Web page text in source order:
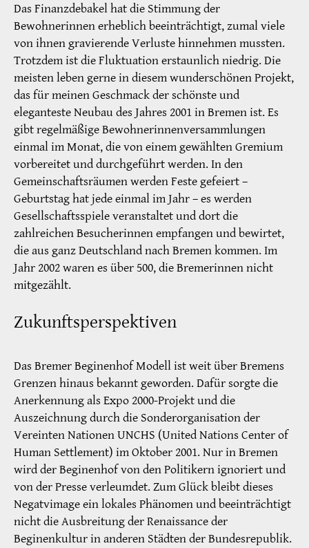
Das Finanzdebakel hat die Stimmung der
Bewohnerinnen erheblich beeinträchtigt, zumal viele
von ihnen gravierende Verluste hinnehmen mussten.
Trotzdem ist die Fluktuation erstaunlich niedrig. Die
meisten leben gerne in diesem wunderschönen Projekt,
das für meinen Geschmack der schönste und
eleganteste Neubau des Jahres 2001 in Bremen ist. Es
gibt regelmäßige Bewohnerinnenversammlungen
einmal im Monat, die von einem gewählten Gremium
vorbereitet und durchgeführt werden. In den
Gemeinschaftsräumen werden Feste gefeiert –
Geburtstag hat jede einmal im Jahr – es werden
Gesellschaftsspiele veranstaltet und dort die
zahlreichen Besucherinnen empfangen und bewirtet,
die aus ganz Deutschland nach Bremen kommen. Im
Jahr 2002 waren es über 500, die Bremerinnen nicht
mitgezählt.
Zukunftsperspektiven
Das Bremer Beginenhof Modell ist weit über Bremens
Grenzen hinaus bekannt geworden. Dafür sorgte die
Anerkennung als Expo 2000-Projekt und die
Auszeichnung durch die Sonderorganisation der
Vereinten Nationen UNCHS (United Nations Center of
Human Settlement) im Oktober 2001. Nur in Bremen
wird der Beginenhof von den Politikern ignoriert und
von der Presse verleumdet. Zum Glück bleibt dieses
Negatvimage ein lokales Phänomen und beeinträchtigt
nicht die Ausbreitung der Renaissance der
Beginenkultur in anderen Städten der Bundesrepublik.